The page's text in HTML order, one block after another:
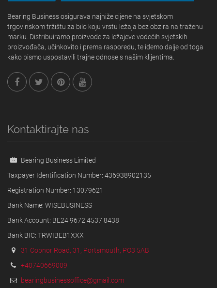
Bearing Business osigurava najniže cijene na svjetskom
trgovinskom tržištu za bilo koju vrstu ležaja bez obzira na traženu
marku. Distribuiramo proizvode za ležajeve vodećih svjetskih
proizvođača, učinkovito i prema rasporedu, te idemo dalje od toga
kako bismo uspostavili trajne odnose s našim klijentima.
Kontaktirajte nas
Bearing Business Limited
Taxpayer Identification Number: 436938902135
Registration Number: 13079621
Bank Name: WISEBUSINESS
Bank Account: BE24 9672 4537 8438
Bank BIC: TRWIBEB1XXX
31 Copnor Road, 31, Portsmouth, PO3 5AB
+40740669009
bearingbusinessoffice@gmail.com